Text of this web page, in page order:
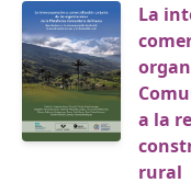
La
a la
rural